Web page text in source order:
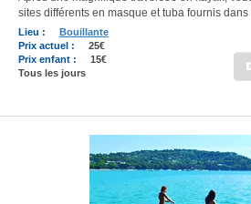
sites différents en masque et tuba fournis dans
Lieu :
Bouillante
Prix actuel :
25€
Prix enfant :
15€
Tous les jours